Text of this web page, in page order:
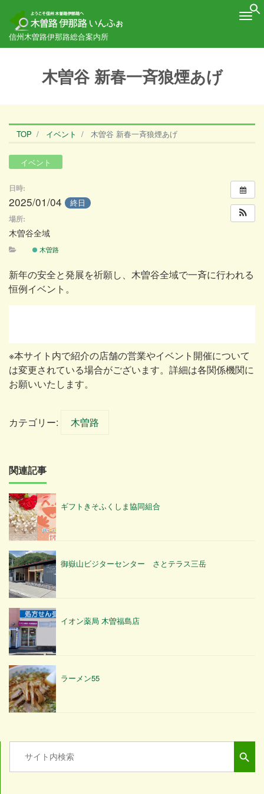
信州木曽路伊那路総合案内所
木曽谷 新春一斉狼煙あげ
TOP イベント 木曽谷 新春一斉狼煙あげ
イベント
日時:
2025/01/04 終日
場所:
木曽谷全域
木曽路
新年の安全と発展を祈願し、木曽谷全域で一斉に行われる
恒例イベント。
※本サイト内で紹介の店舗の営業やイベント開催について
は変更されている場合がございます。詳細は各関係機関に
お願いいたします。
カテゴリー: 木曽路
関連記事
ギフトきそふくしま協同組合
御嶽山ビジターセンター さとテラス三岳
イオン薬局 木曽福島店
ラーメン55
Search Search Button